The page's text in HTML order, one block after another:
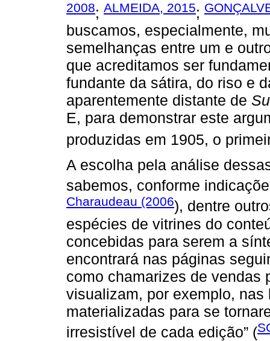
2008; ALMEIDA, 2015;
buscamos, especialmente,
semelhanças entre um e
que acreditamos ser
fundante da sátira, do riso e
aparentemente distante de
E, para demonstrar este
produzidas em 1905, o
A escolha pela análise
sabemos, conforme
Charaudeau (2006), dentre
espécies de vitrines do
concebidas para serem a
encontrará nas páginas
como chamarizes de vendas
visualizam, por exemplo,
materializadas para se
irresistível de cada edição” (